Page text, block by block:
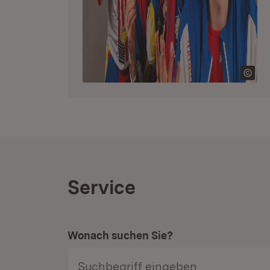
Service
Wonach suchen Sie?